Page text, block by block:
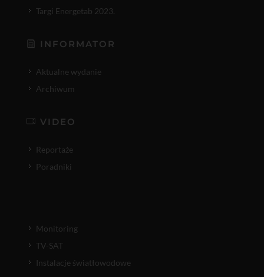
Targi Energetab 2023.
INFORMATOR
Aktualne wydanie
Archiwum
VIDEO
Reportaże
Poradniki
Monitoring
TV-SAT
Instalacje światłowodowe